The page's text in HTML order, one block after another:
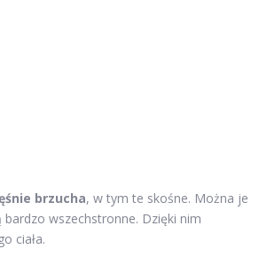
brzucha, w tym te skośne. Można je
wszechstronne. Dzięki nim
ciała.